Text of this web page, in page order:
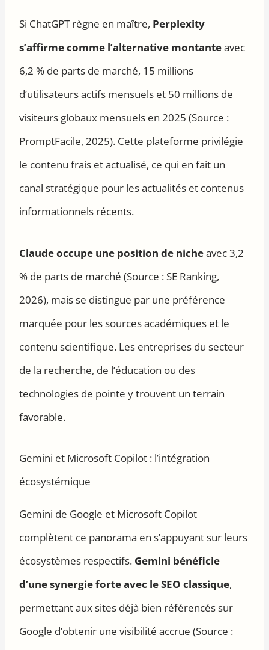
Si ChatGPT règne en maître, Perplexity
s’affirme comme l’alternative montanteavec
6,2 % de parts de marché, 15 millions
d’utilisateurs actifs mensuels et 50 millions de
visiteurs globaux mensuels en 2025 (Source :
PromptFacile, 2025). Cette plateforme privilégie
le contenu frais et actualisé, ce qui en fait un
canal stratégique pour les actualités et contenus
informationnels récents.
Claude occupe une position de nicheavec 3,2
% de parts de marché (Source : SE Ranking,
2026), mais se distingue par une préférence
marquée pour les sources académiques et le
contenu scientifique. Les entreprises du secteur
de la recherche, de l’éducation ou des
technologies de pointe y trouvent un terrain
favorable.
Gemini et Microsoft Copilot : l’intégration
écosystémique
Gemini de Google et Microsoft Copilot
complètent ce panorama en s’appuyant sur leurs
écosystèmes respectifs. Gemini bénéficie
d’une synergie forte avec le SEO classique,
permettant aux sites déjà bien référencés sur
Google d’obtenir une visibilité accrue (Source :